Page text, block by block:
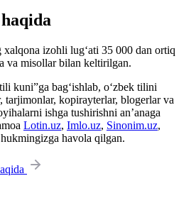
izohli lug‘ati 35 000 dan ortiq
va misollar bilan keltirilgan.
kuni”ga bag‘ishlab, o‘zbek tilini
tarjimonlar, kopirayterlar, blogerlar va
ishga tushirishni an’anaga
Lotin.uz, Imlo.uz, Sinonim.uz,
havola qilgan.